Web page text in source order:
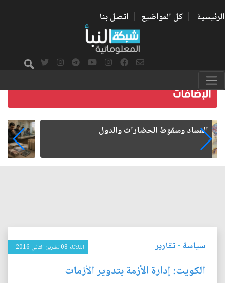
الرئيسية | كل المواضيع | اتصل بنا
رواتب الموظفين على صفيح ساخن
سياسة-تقارير الثلاثاء 08 تشرين الثاني 2016
الكويت: إدارة الأزمة بتدوير الأزمات